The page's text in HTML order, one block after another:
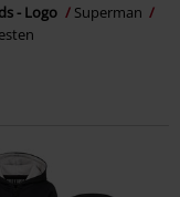
- Logo
Superman